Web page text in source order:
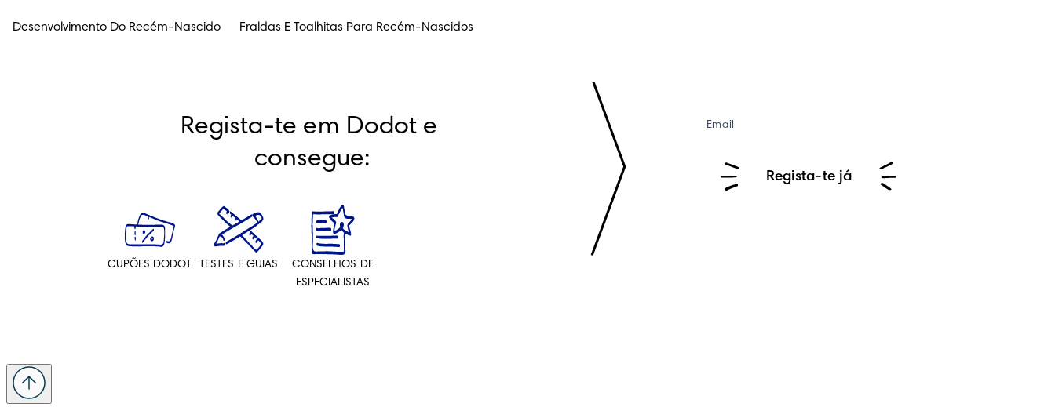
Desenvolvimento Do Recém-Nascido Fraldas E Toalhitas Para Recém-Nascidos
Regista-te em Dodot e
consegue:
CUPÕES DODOT TESTES E GUIAS
CONSELHOS DE
ESPECIALISTAS
Email
Regista-te já